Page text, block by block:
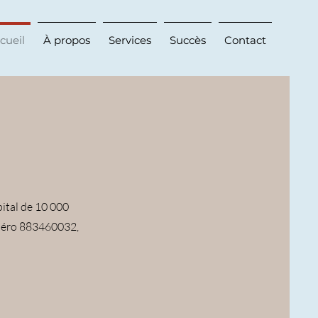
À propos Services Succès Contact
de 10 000
883460032,